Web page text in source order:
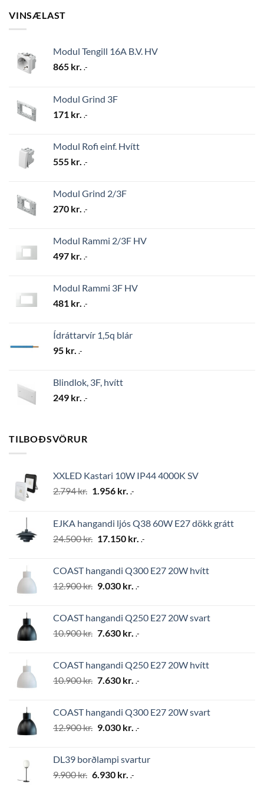
VINSÆLAST
Modul Tengill 16A B.V. HV
865 kr. .-
Modul Grind 3F
171 kr. .-
Modul Rofi einf. Hvítt
555 kr. .-
Modul Grind 2/3F
270 kr. .-
Modul Rammi 2/3F HV
497 kr. .-
Modul Rammi 3F HV
481 kr. .-
Ídráttarvír 1,5q blár
95 kr. .-
Blindlok, 3F, hvítt
249 kr. .-
TILBOÐSVÖRUR
XXLED Kastari 10W IP44 4000K SV
2.794kr. Original
2.794 kr..
1.956 kr. Current
1.956 kr..
.-
EJKA hangandi ljós Q38 60W E27 dökk grátt
24.500kr. Original
24.500 kr..
17.150 kr. Current
17.150 kr..
.-
COAST hangandi Q300 E27 20W hvítt
12.900kr. Original
12.900 kr..
9.030 kr. Current
9.030 kr..
.-
COAST hangandi Q250 E27 20W svart
10.900kr. Original
10.900 kr..
7.630 kr. Current
7.630 kr..
.-
COAST hangandi Q250 E27 20W hvítt
10.900kr. Original
10.900 kr..
7.630 kr. Current
7.630 kr..
.-
COAST hangandi Q300 E27 20W svart
12.900kr. Original
12.900 kr..
9.030 kr. Current
9.030 kr..
.-
DL39 borðlampi svartur
9.900kr. Original
6.930 kr. Current
.-